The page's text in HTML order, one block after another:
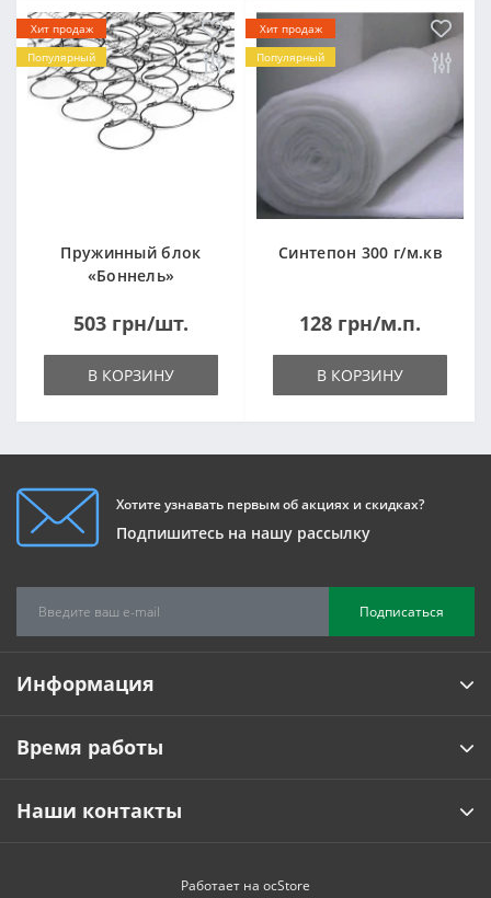
Хит продаж
Популярный
Пружинный блок
«Боннель»
503 грн/шт.
В КОРЗИНУ
Хит продаж
Популярный
Синтепон 300 г/м.кв
128 грн/м.п.
В КОРЗИНУ
Хотите узнавать первым об акциях и скидках?
Подпишитесь на нашу рассылку
Подписаться
Информация
Время работы
Наши контакты
Работает на ocStore